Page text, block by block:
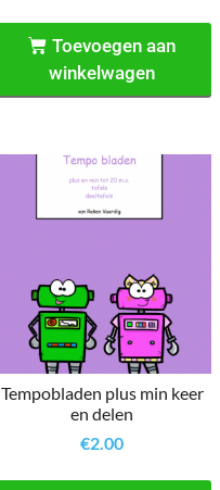
Toevoegen aan
winkelwagen
Tempobladen plus min keer
en delen
€2.00